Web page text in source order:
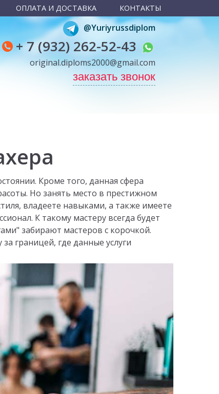
ОПЛАТА И ДОСТАВКА КОНТАКТЫ
@Yuriyrussdiplom
+ 7 (932) 262-52-43
original.diploms2000@gmail.com
заказать звонок
Кроме того, данная сфера
Но занять место в престижном
владеете навыками, а также имеете
К такому мастеру всегда будет
забирают мастеров с корочкой.
границей, где данные услуги